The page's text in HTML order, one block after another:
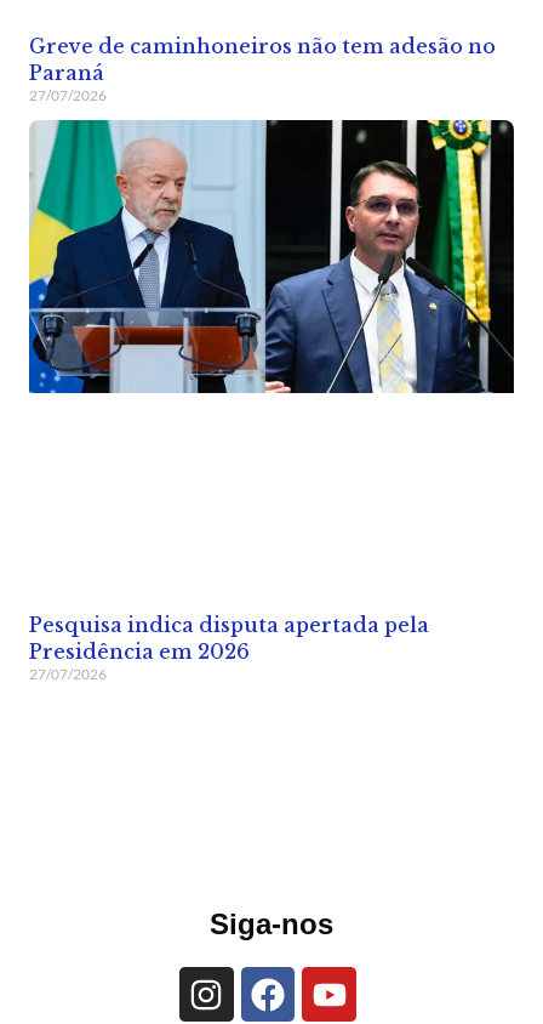
Greve de caminhoneiros não tem adesão no
Paraná
27/07/2026
Pesquisa indica disputa apertada pela
Presidência em 2026
27/07/2026
Siga-nos